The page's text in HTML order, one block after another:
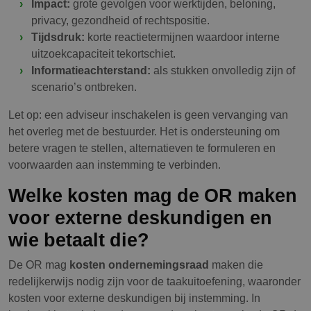
Impact: grote gevolgen voor werktijden, beloning,
privacy, gezondheid of rechtspositie.
Tijdsdruk: korte reactietermijnen waardoor interne
uitzoekcapaciteit tekortschiet.
Informatieachterstand: als stukken onvolledig zijn of
scenario’s ontbreken.
Let op: een adviseur inschakelen is geen vervanging van
het overleg met de bestuurder. Het is ondersteuning om
betere vragen te stellen, alternatieven te formuleren en
voorwaarden aan instemming te verbinden.
Welke kosten mag de OR maken
voor externe deskundigen en
wie betaalt die?
De OR mag kosten ondernemingsraad maken die
redelijkerwijs nodig zijn voor de taakuitoefening, waaronder
kosten voor externe deskundigen bij instemming. In